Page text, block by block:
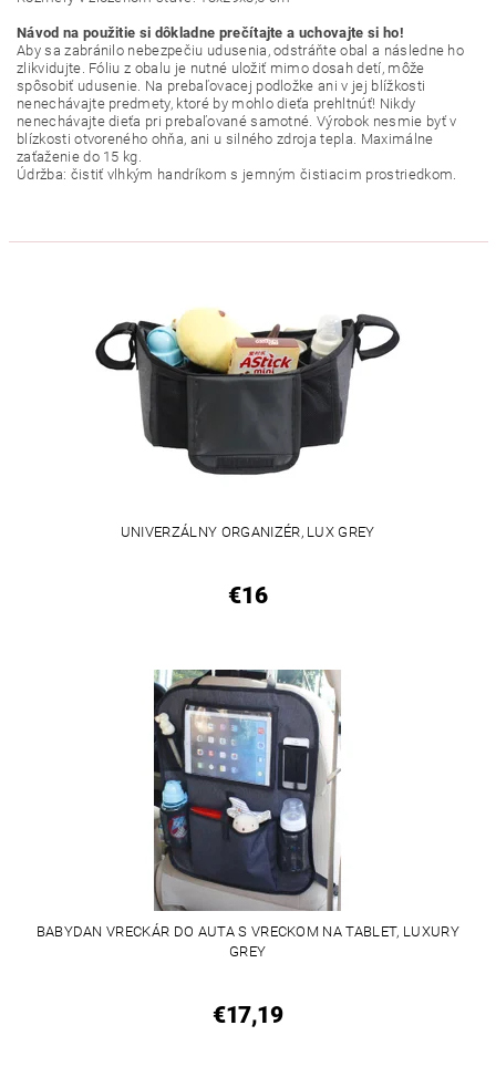
Návod na použitie si dôkladne prečítajte a uchovajte si ho!
Aby sa zabránilo nebezpečiu udusenia, odstráňte obal a následne ho
zlikvidujte. Fóliu z obalu je nutné uložiť mimo dosah detí, môže
spôsobiť udusenie. Na prebaľovacej podložke ani v jej blížkosti
nenechávajte predmety, ktoré by mohlo dieťa prehltnúť! Nikdy
nenechávajte dieťa pri prebaľované samotné. Výrobok nesmie byť v
blízkosti otvoreného ohňa, ani u silného zdroja tepla. Maximálne
zaťaženie do 15 kg.
Údržba: čistiť vlhkým handríkom s jemným čistiacim prostriedkom.
UNIVERZÁLNY ORGANIZÉR, LUX GREY
€16
BABYDAN VRECKÁR DO AUTA S VRECKOM NA TABLET, LUXURY
GREY
€17,19